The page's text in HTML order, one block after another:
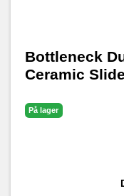
Bottleneck
Ceramic Slide
På lager